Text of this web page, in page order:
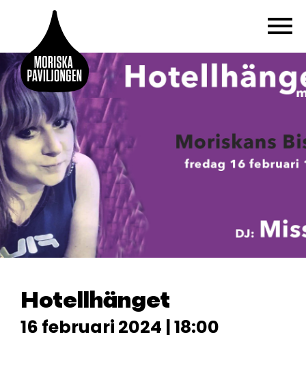
Hotellhänget
16 februari 2024 | 18:00